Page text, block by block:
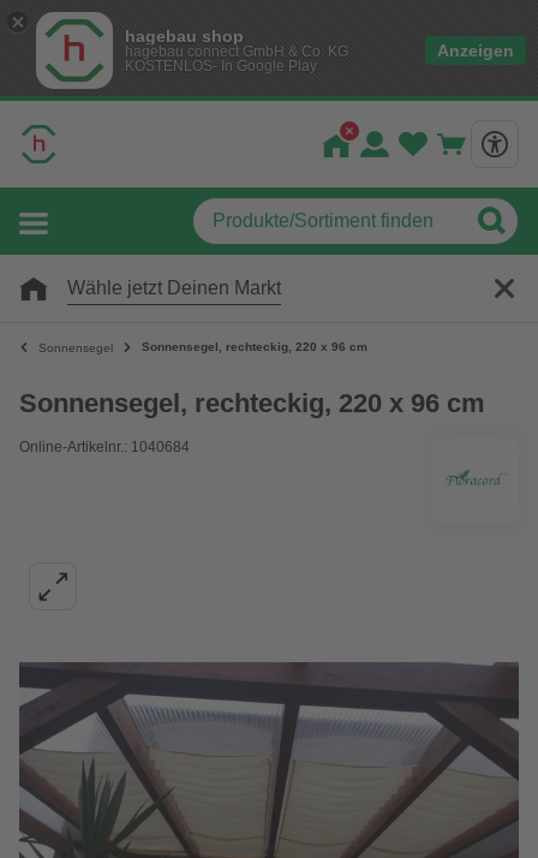
hagebau shop
hagebau connect GmbH & Co. KG
KOSTENLOS- In Google Play
Anzeigen
Wähle jetzt Deinen Markt
Sonnensegel Sonnensegel, rechteckig, 220 x 96 cm
Sonnensegel, rechteckig, 220 x 96 cm
Online-Artikelnr.: 1040684